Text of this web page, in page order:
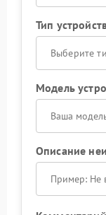
Тип
Выберите
Модель
Описание